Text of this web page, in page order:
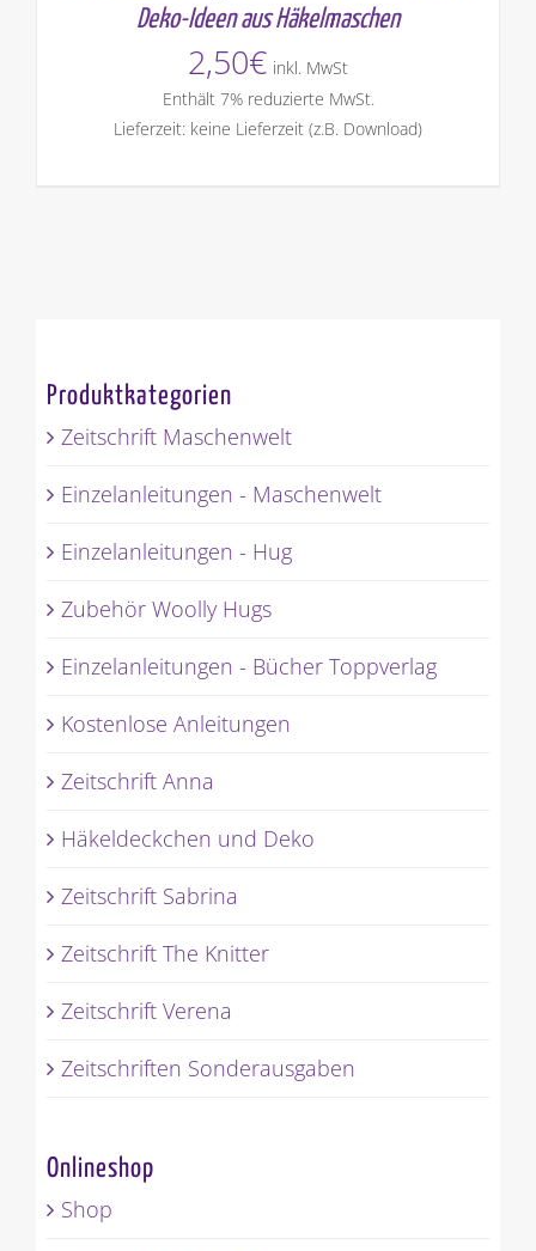
Deko-Ideen aus Häkelmaschen
2,50€ inkl. MwSt
Enthält 7% reduzierte MwSt.
Lieferzeit: keine Lieferzeit (z.B. Download)
Produktkategorien
Zeitschrift Maschenwelt
Einzelanleitungen - Maschenwelt
Einzelanleitungen - Hug
Zubehör Woolly Hugs
Einzelanleitungen - Bücher Toppverlag
Kostenlose Anleitungen
Zeitschrift Anna
Häkeldeckchen und Deko
Zeitschrift Sabrina
Zeitschrift The Knitter
Zeitschrift Verena
Zeitschriften Sonderausgaben
Onlineshop
Shop